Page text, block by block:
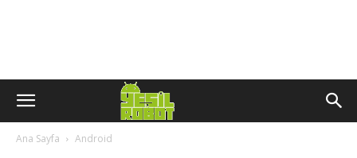
Ana Sayfa Android